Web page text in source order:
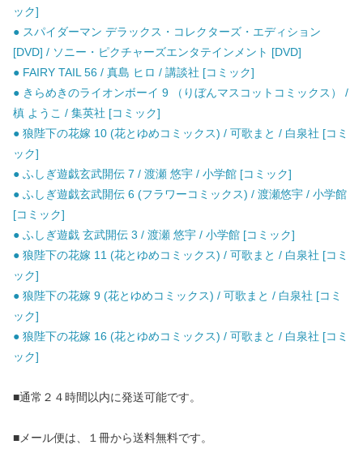
ック]
● スパイダーマン デラックス・コレクターズ・エディション
[DVD] / ソニー・ピクチャーズエンタテインメント [DVD]
● FAIRY TAIL 56 / 真島 ヒロ / 講談社 [コミック]
● きらめきのライオンボーイ 9 （りぼんマスコットコミックス） /
槙 ようこ / 集英社 [コミック]
● 狼陛下の花嫁 10 (花とゆめコミックス) / 可歌まと / 白泉社 [コミ
ック]
● ふしぎ遊戯玄武開伝 7 / 渡瀬 悠宇 / 小学館 [コミック]
● ふしぎ遊戯玄武開伝 6 (フラワーコミックス) / 渡瀬悠宇 / 小学館
[コミック]
● ふしぎ遊戯 玄武開伝 3 / 渡瀬 悠宇 / 小学館 [コミック]
● 狼陛下の花嫁 11 (花とゆめコミックス) / 可歌まと / 白泉社 [コミ
ック]
● 狼陛下の花嫁 9 (花とゆめコミックス) / 可歌まと / 白泉社 [コミ
ック]
● 狼陛下の花嫁 16 (花とゆめコミックス) / 可歌まと / 白泉社 [コミ
ック]
■通常２４時間以内に発送可能です。
■メール便は、１冊から送料無料です。